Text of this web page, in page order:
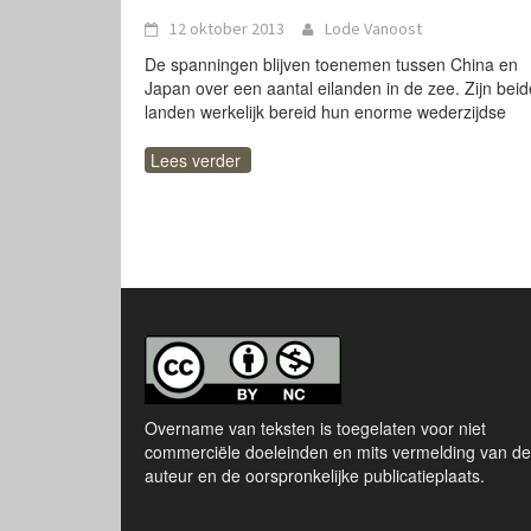
12 oktober 2013 Lode Vanoost
De spanningen blijven toenemen tussen China en
Japan over een aantal eilanden in de zee. Zijn
landen werkelijk bereid hun enorme wederzijdse
Lees verder
Overname van teksten is toegelaten voor niet
commerciële doeleinden en mits vermelding van de
auteur en de oorspronkelijke publicatieplaats.